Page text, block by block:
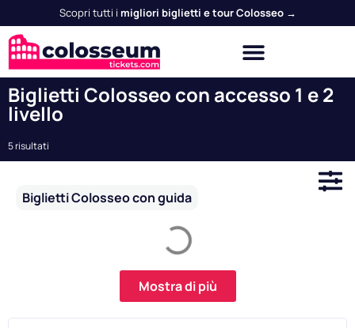
Scopri tutti i migliori biglietti e tour Colosseo →
Biglietti Colosseo con accesso 1 e 2
livello
5 risultati
Biglietti Colosseo con guida
Mostra di più